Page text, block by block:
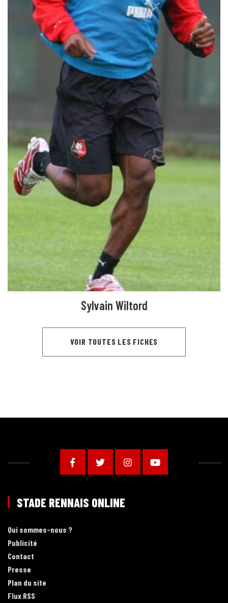
Sylvain Wiltord
VOIR TOUTES LES FICHES
STADE RENNAIS ONLINE
Qui sommes-nous ?
Publicité
Contact
Presse
Plan du site
Flux RSS